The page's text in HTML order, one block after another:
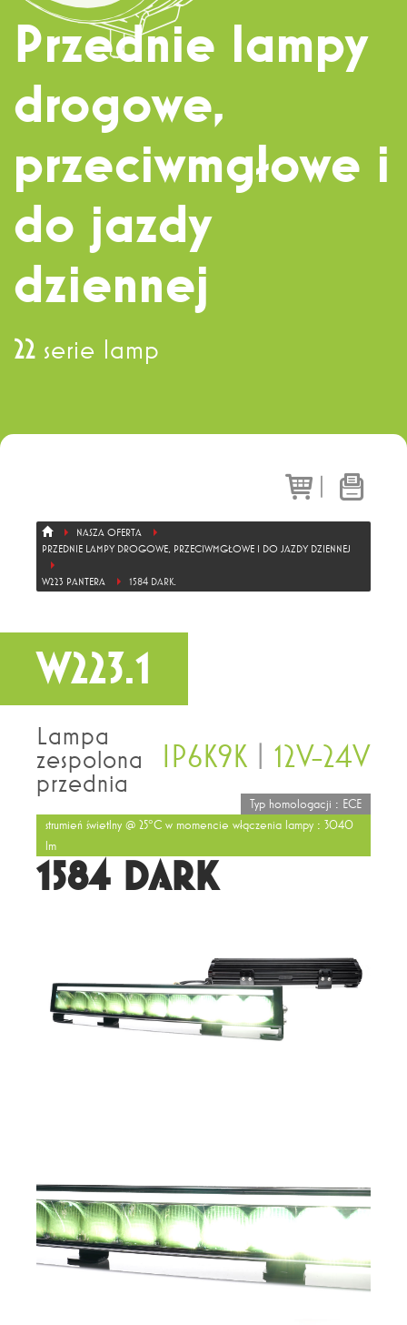
+ 48 71 303 50 13
+ 48 71 303 36 81
Przednie lampy
drogowe,
przeciwmgłowe i
do jazdy
dziennej
22 serie lamp
NASZA OFERTA
PRZEDNIE LAMPY DROGOWE, PRZECIWMGŁOWE I DO JAZDY DZIENNEJ
W223 PANTERA 1584 DARK.
W223.1
IP6K9K | 12V-24V
Typ homologacji : ECE
strumień świetlny @ 25°C w momencie włączenia lampy : 3040
lm
Lampa
zespolona
przednia
1584 DARK